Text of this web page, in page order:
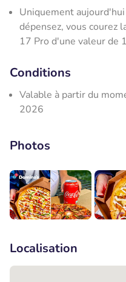
Uniquement
dépensez, vous courez
17 Pro d'une valeur de
Conditions
Valable à partir du
2026
Photos
Localisation